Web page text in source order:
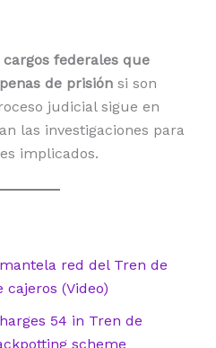
cargos federales que
de prisión si son
judicial sigue en
las investigaciones para
implicados.
red del Tren de
cajeros (Video)
54 in Tren de
scheme